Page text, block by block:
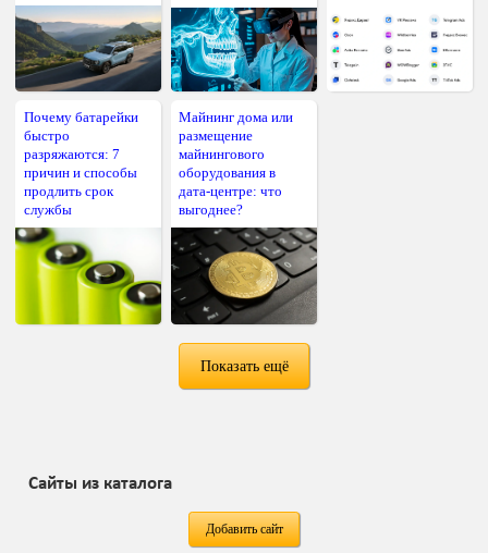
Почему батарейки
быстро
разряжаются: 7
причин и способы
продлить срок
службы
Майнинг дома или
размещение
майнингового
оборудования в
дата-центре: что
выгоднее?
Показать ещё
Сайты из каталога
Добавить сайт